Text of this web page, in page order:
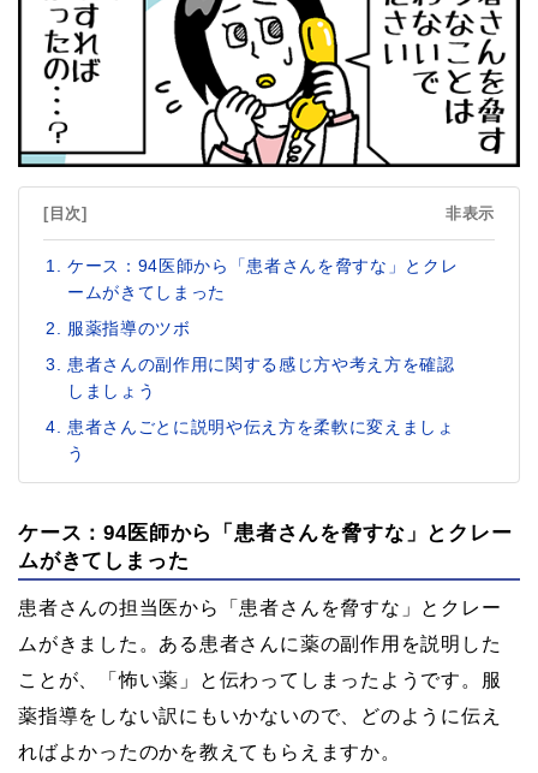
[目次] 非表示
ケース：94医師から「患者さんを脅すな」とクレ
ームがきてしまった
服薬指導のツボ
患者さんの副作用に関する感じ方や考え方を確認
しましょう
患者さんごとに説明や伝え方を柔軟に変えましょ
う
ケース：94医師から「患者さんを脅すな」とクレー
ムがきてしまった
患者さんの担当医から「患者さんを脅すな」とクレー
ムがきました。ある患者さんに薬の副作用を説明した
ことが、「怖い薬」と伝わってしまったようです。服
薬指導をしない訳にもいかないので、どのように伝え
ればよかったのかを教えてもらえますか。